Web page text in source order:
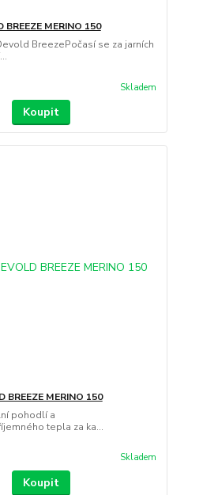
MERINO 150
BreezePočasí se za jarních
Skladem
Koupit
BREEZE MERINO 150
pohodlí a
tepla za ka...
Skladem
Koupit